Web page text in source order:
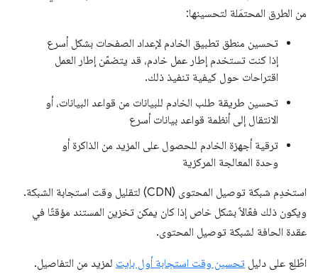
من الطرق المحتمَلة لتحسينها:
تحسين منطق تطبيق الخادم لإعداد الصفحات بشكل أسرع
إذا كنت تستخدم إطار عمل خادم، قد يتضمّن إطار العمل
اقتراحات حول كيفية تنفيذ ذلك.
تحسين طريقة طلب الخادم للبيانات من قواعد البيانات، أو
الانتقال إلى أنظمة قواعد بيانات أسرع
ترقية أجهزة الخادم للحصول على المزيد من الذاكرة أو
وحدة المعالجة المركزية
استخدِم شبكة توصيل المحتوى (CDN) لتقليل وقت استجابة الشبكة.
ويكون ذلك فعّالاً بشكل خاص إذا كان يمكن تخزين المستند مؤقتًا في
عقدة الحافة لشبكة توصيل المحتوى.
اطّلِع على دليل تحسين وقت استجابة أول بايت لمزيد من التفاصيل.